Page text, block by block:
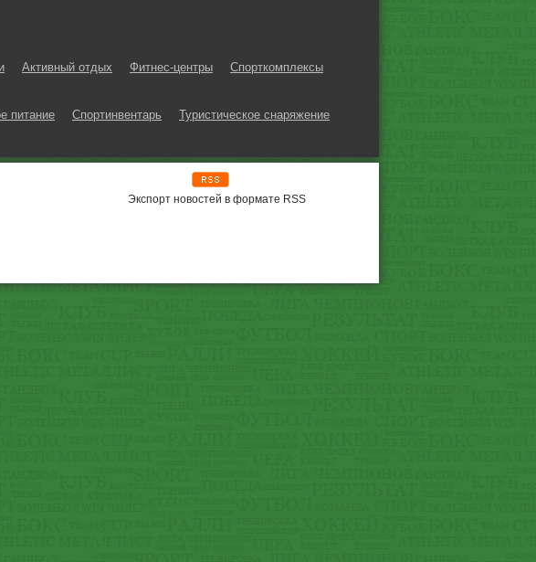
Активный отдых Фитнес-центры
Спорткомплексы
питание Спортинвентарь
Туристическое снаряжение
Экспорт новостей в формате RSS